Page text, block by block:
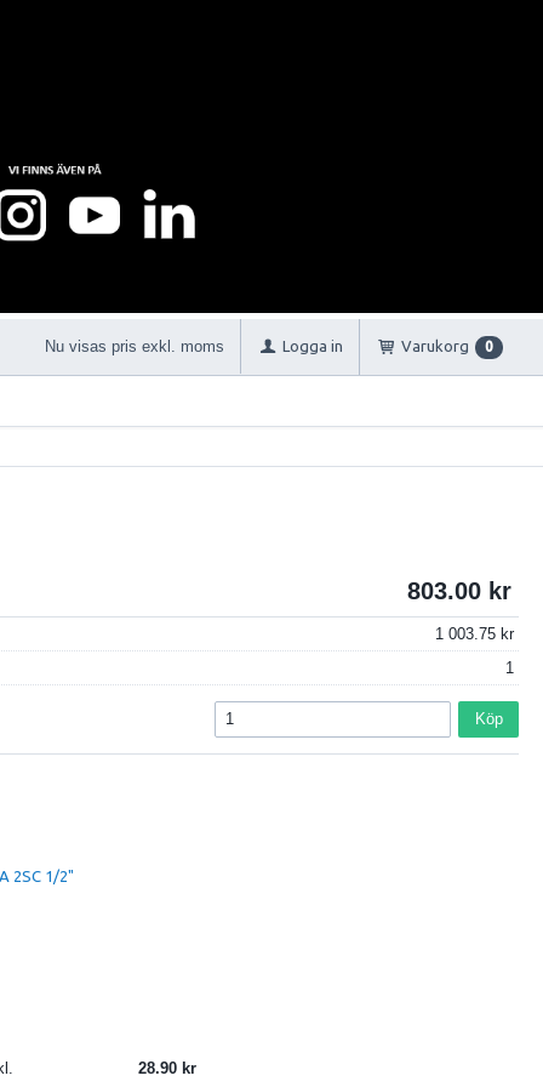
Nu visas pris exkl. moms Logga in Varukorg 0
803.00
1 003.75
1
Köp
2SC 1/2"
28.90